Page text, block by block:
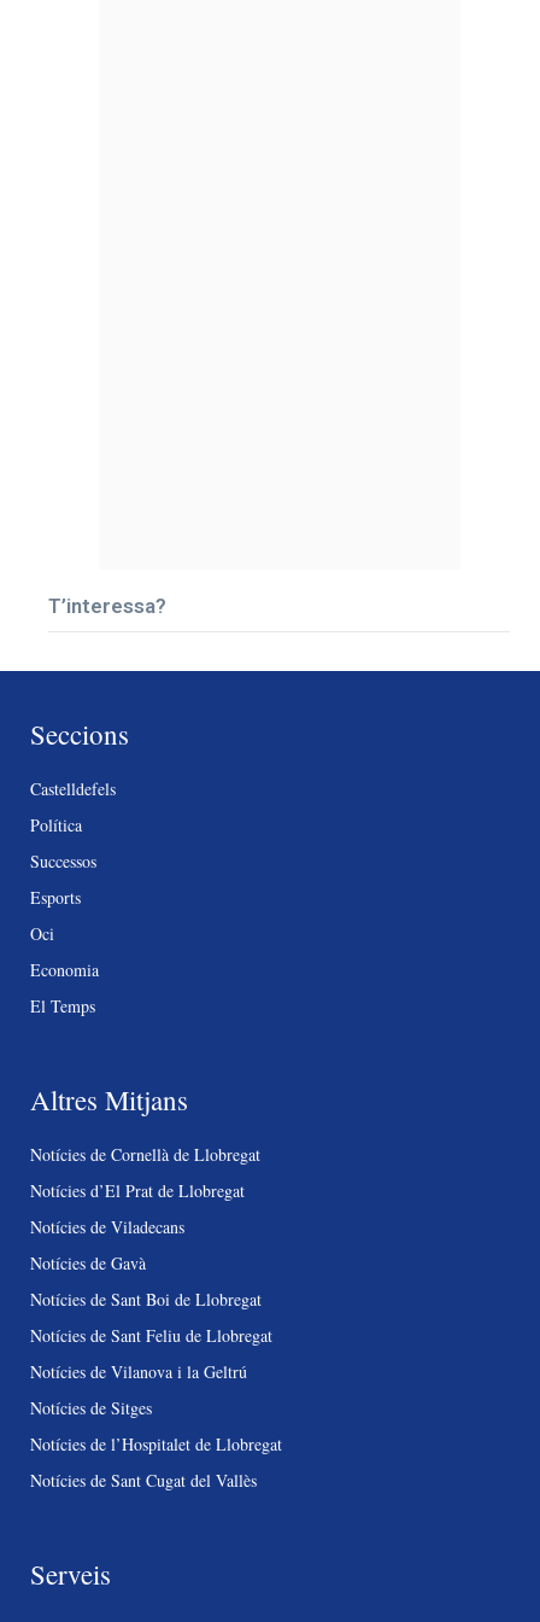
T’interessa?
Seccions
Castelldefels
Política
Successos
Esports
Oci
Economia
El Temps
Altres Mitjans
Notícies de Cornellà de Llobregat
Notícies d’El Prat de Llobregat
Notícies de Viladecans
Notícies de Gavà
Notícies de Sant Boi de Llobregat
Notícies de Sant Feliu de Llobregat
Notícies de Vilanova i la Geltrú
Notícies de Sitges
Notícies de l’Hospitalet de Llobregat
Notícies de Sant Cugat del Vallès
Serveis